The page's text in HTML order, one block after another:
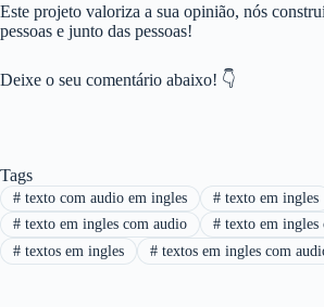
Este projeto valoriza a sua opinião, nós
pessoas e junto das pessoas!
Deixe o seu comentário abaixo! 👇
Tags
#texto com audio em ingles #texto em ingles
#texto em ingles com audio #texto em ingles
#textos em ingles #textos em ingles com